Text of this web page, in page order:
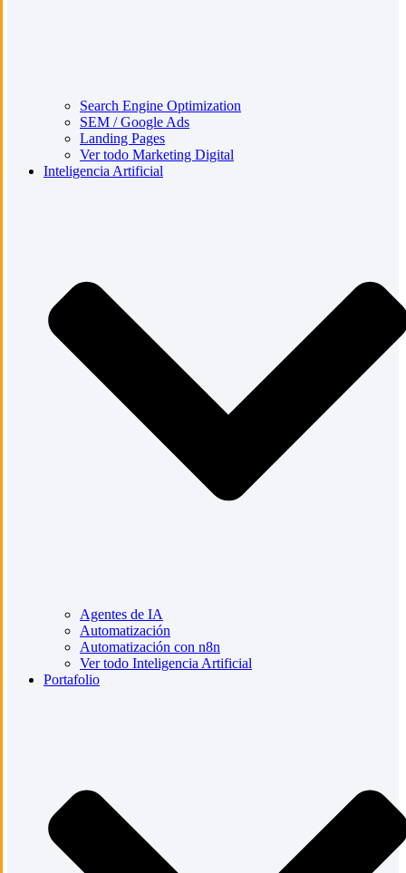
Search Engine Optimization
SEM / Google Ads
Landing Pages
Ver todo Marketing Digital
Inteligencia Artificial
Agentes de IA
Automatización
Automatización con n8n
Ver todo Inteligencia Artificial
Portafolio